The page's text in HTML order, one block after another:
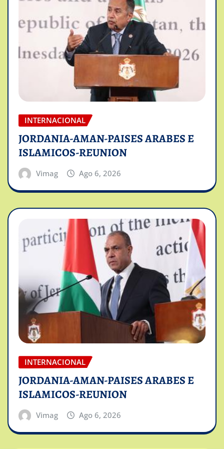
INTERNACIONAL
JORDANIA-AMAN-PAISES ARABES E
ISLAMICOS-REUNION
Vimag Ago 6, 2026
INTERNACIONAL
JORDANIA-AMAN-PAISES ARABES E
ISLAMICOS-REUNION
Vimag Ago 6, 2026